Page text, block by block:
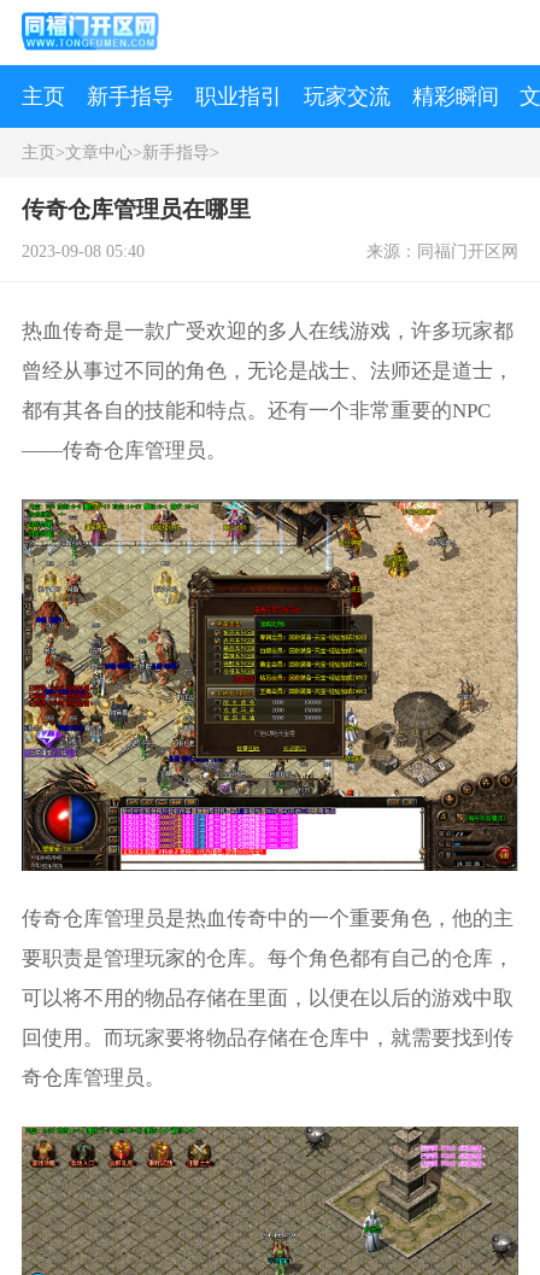
主页 新手指导 职业指引 玩家交流 精彩瞬间
主页>文章中心>新手指导>
传奇仓库管理员在哪里
2023-09-08 05:40 来源：同福门开区网
热血传奇是一款广受欢迎的多人在线游戏，许多玩家都
曾经从事过不同的角色，无论是战士、法师还是道士，
都有其各自的技能和特点。还有一个非常重要的NPC
——传奇仓库管理员。
传奇仓库管理员是热血传奇中的一个重要角色，他的主
要职责是管理玩家的仓库。每个角色都有自己的仓库，
可以将不用的物品存储在里面，以便在以后的游戏中取
回使用。而玩家要将物品存储在仓库中，就需要找到传
奇仓库管理员。